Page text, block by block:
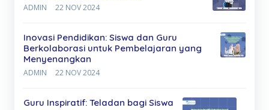
ADMIN 22 NOV 2024
Inovasi Pendidikan: Siswa dan Guru
Berkolaborasi untuk Pembelajaran yang
Menyenangkan
ADMIN 22 NOV 2024
Guru Inspiratif: Teladan bagi Siswa